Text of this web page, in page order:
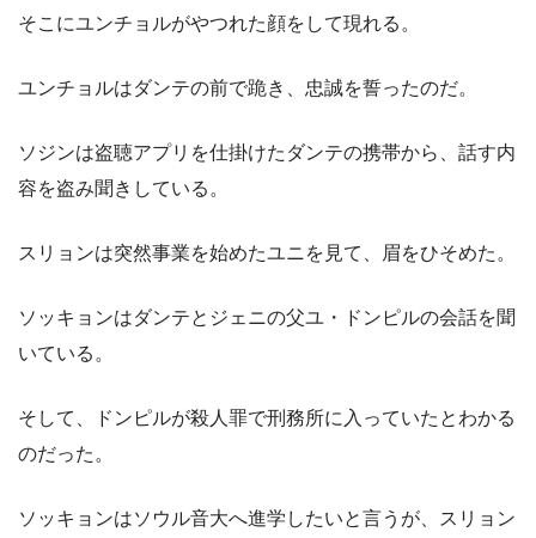
そこにユンチョルがやつれた顔をして現れる。
ユンチョルはダンテの前で跪き、忠誠を誓ったのだ。
ソジンは盗聴アプリを仕掛けたダンテの携帯から、話す内
容を盗み聞きしている。
スリョンは突然事業を始めたユニを見て、眉をひそめた。
ソッキョンはダンテとジェニの父ユ・ドンピルの会話を聞
いている。
そして、ドンピルが殺人罪で刑務所に入っていたとわかる
のだった。
ソッキョンはソウル音大へ進学したいと言うが、スリョン